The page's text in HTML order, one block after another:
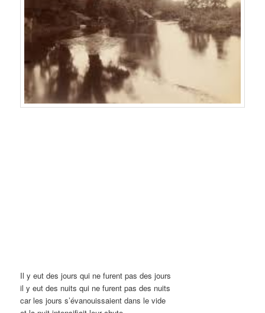
Il y eut des jours qui ne furent pas des jours
il y eut des nuits qui ne furent pas des nuits
car les jours s’évanouissaient dans le vide